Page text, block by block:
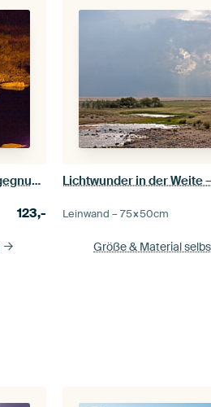
Nachtwache am Wasserloch – Begegnung in Halali
123,- Leinwand –75×50cm
Größe & Material